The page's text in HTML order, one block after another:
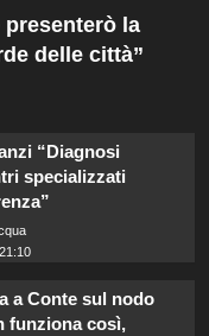
presenterò la
delle città”
“Diagnosi
specializzati
a Conte sul nodo
funziona così,